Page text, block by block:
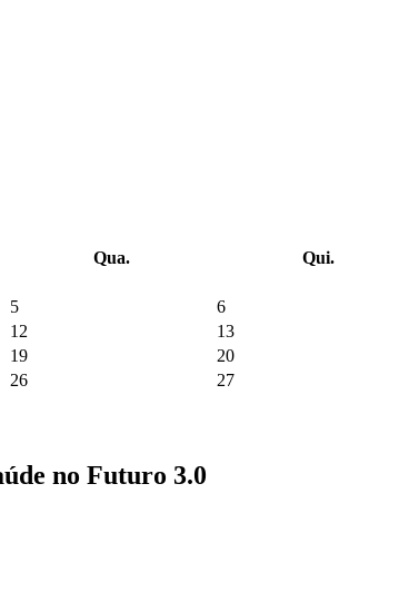
Qua. Qui.
5 6
12 13
19 20
26 27
no Futuro 3.0